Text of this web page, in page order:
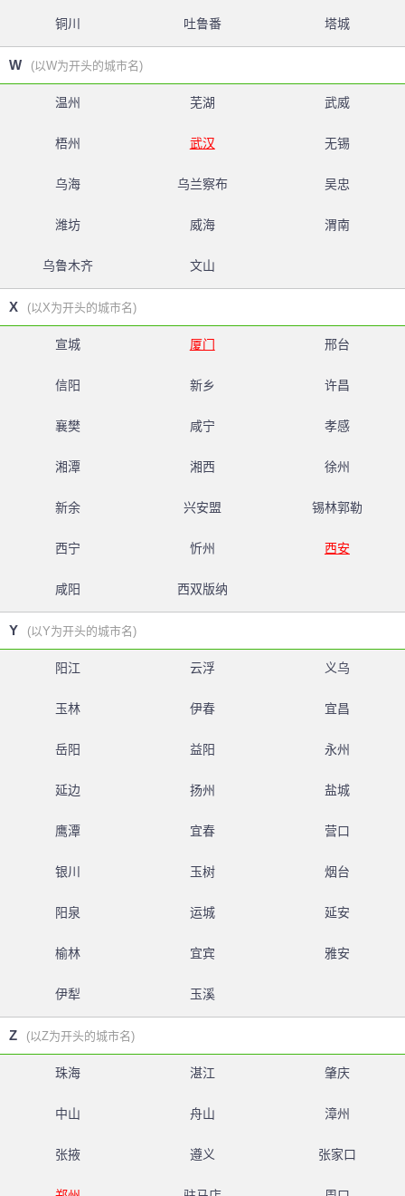
铜川 吐鲁番 塔城
W (以W为开头的城市名)
温州 芜湖 武威
梧州 武汉 无锡
乌海 乌兰察布 吴忠
潍坊 威海 渭南
乌鲁木齐 文山
X (以X为开头的城市名)
宣城 厦门 邢台
信阳 新乡 许昌
襄樊 咸宁 孝感
湘潭 湘西 徐州
新余 兴安盟 锡林郭勒
西宁 忻州 西安
咸阳 西双版纳
Y (以Y为开头的城市名)
阳江 云浮 义乌
玉林 伊春 宜昌
岳阳 益阳 永州
延边 扬州 盐城
鹰潭 宜春 营口
银川 玉树 烟台
阳泉 运城 延安
榆林 宜宾 雅安
伊犁 玉溪
Z (以Z为开头的城市名)
珠海 湛江 肇庆
中山 舟山 漳州
张掖 遵义 张家口